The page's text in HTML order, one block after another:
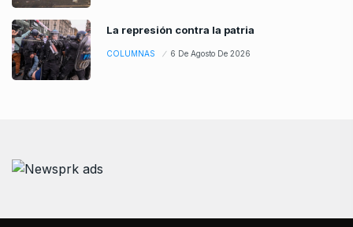
La represión contra la patria
COLUMNAS 6 De Agosto De 2026